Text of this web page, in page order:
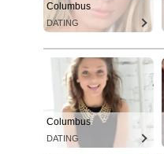
Columbus
DATING
Columbus
DATING